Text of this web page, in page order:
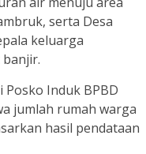
serta Desa
keluarga
Induk BPBD
jumlah rumah warga
hasil pendataan